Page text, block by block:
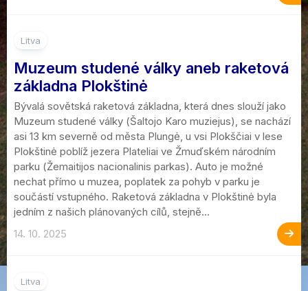
Litva
Muzeum studené války aneb raketová
základna Plokštinė
Bývalá sovětská raketová základna, která dnes slouží jako
Muzeum studené války (Šaltojo Karo muziejus), se nachází
asi 13 km severně od města Plungė, u vsi Plokščiai v lese
Plokštinė poblíž jezera Plateliai ve Žmuďském národním
parku (Žemaitijos nacionalinis parkas). Auto je možné
nechat přímo u muzea, poplatek za pohyb v parku je
součástí vstupného. Raketová základna v Plokštinė byla
jedním z našich plánovaných cílů, stejně...
14. 10. 2025
Litva